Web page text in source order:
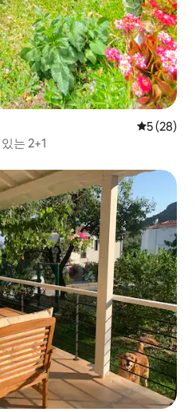
평점 5점(5
5 (28)
는 2+1